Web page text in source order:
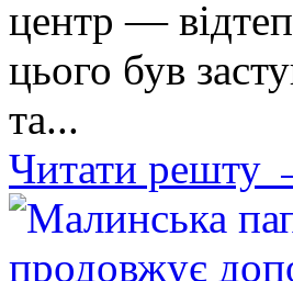
центр —
цього був
та...
Читати решту